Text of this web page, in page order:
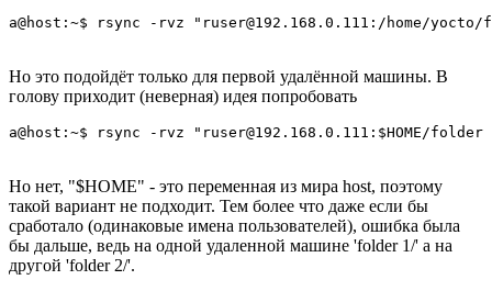
Но это подойдёт только для первой удалённой машины. В
голову приходит (неверная) идея попробовать
Но нет, "$HOME" - это переменная из мира host, поэтому
такой вариант не подходит. Тем более что даже если бы
сработало (одинаковые имена пользователей), ошибка была
бы дальше, ведь на одной удаленной машине 'folder 1/' а на
другой 'folder 2/'.